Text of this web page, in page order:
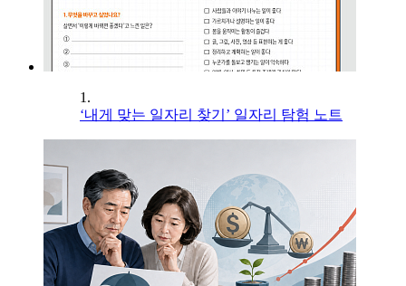
1.
‘내게 맞는 일자리 찾기’ 일자리 탐험 노트